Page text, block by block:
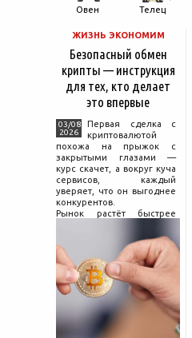
Овен Телец
ЖИЗНЬ ЭКОНОМИМ
Безопасный обмен
крипты — инструкция
для тех, кто делает
это впервые
03/08
2026
Первая сделка с
криптовалютой
похожа на прыжок с
закрытыми глазами —
курс скачет, а вокруг куча
сервисов, каждый
уверяет, что он выгоднее
конкурентов.
Рынок растёт быстрее
поведения на нём.
Петербургские
криптообменники,
московские